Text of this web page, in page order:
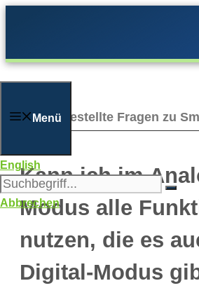
Menü
English
Abbrechen
Häufig gestellte Fragen zu
Kann ich im
Modus alle
nutzen, die es
Digital-Modus